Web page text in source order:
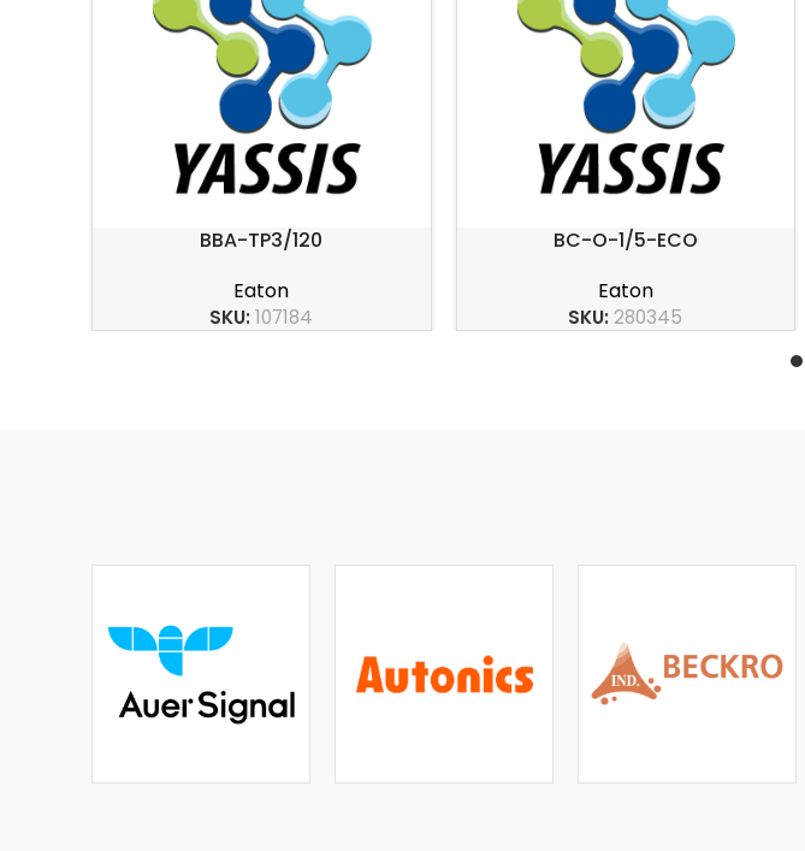
BBA-TP3/120
Eaton
SKU:107184
BC-O-1/5-ECO
Eaton
SKU:280345